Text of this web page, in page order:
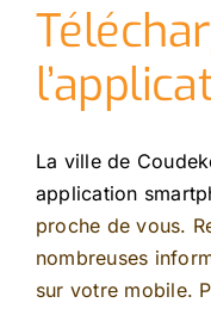
La ville de
application
proche de vous.
nombreuses
sur votre mobile.